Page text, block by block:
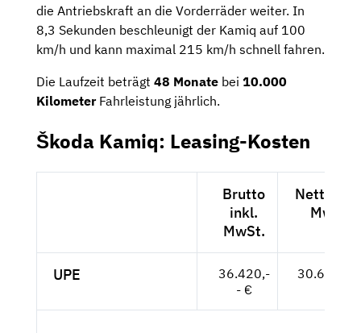
die Antriebskraft an die Vorderräder weiter. In
8,3 Sekunden beschleunigt der Kamiq auf 100
km/h und kann maximal 215 km/h schnell fahren.
Die Laufzeit beträgt 48 Monate bei 10.000
KilometerFahrleistung jährlich.
Škoda Kamiq: Leasing-Kosten
Brutto
inkl.
MwSt.
Netto
MwSt.
UPE
36.420,-
- €
30.605,--